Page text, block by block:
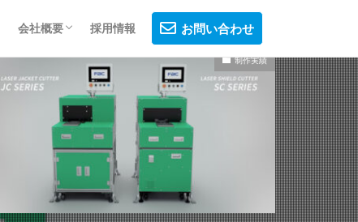
会社概要
会社概要
制作フロー
プライバシーポリシー
採用情報 お問い合わせ
制作実績